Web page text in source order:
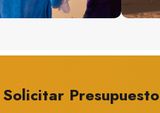
Solicitar Presupuesto